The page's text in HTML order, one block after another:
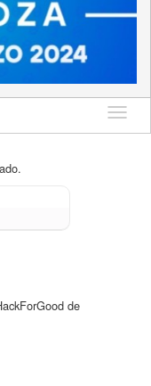
Idioma
de